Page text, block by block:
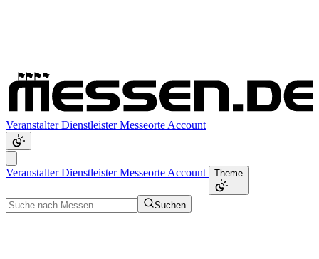
VeranstalterDienstleisterMesseorte Account
VeranstalterDienstleisterMesseorte Account Theme
Suchen